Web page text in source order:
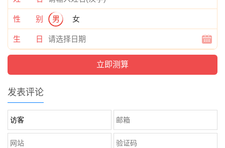
性 别 男 女
生 日
发表评论